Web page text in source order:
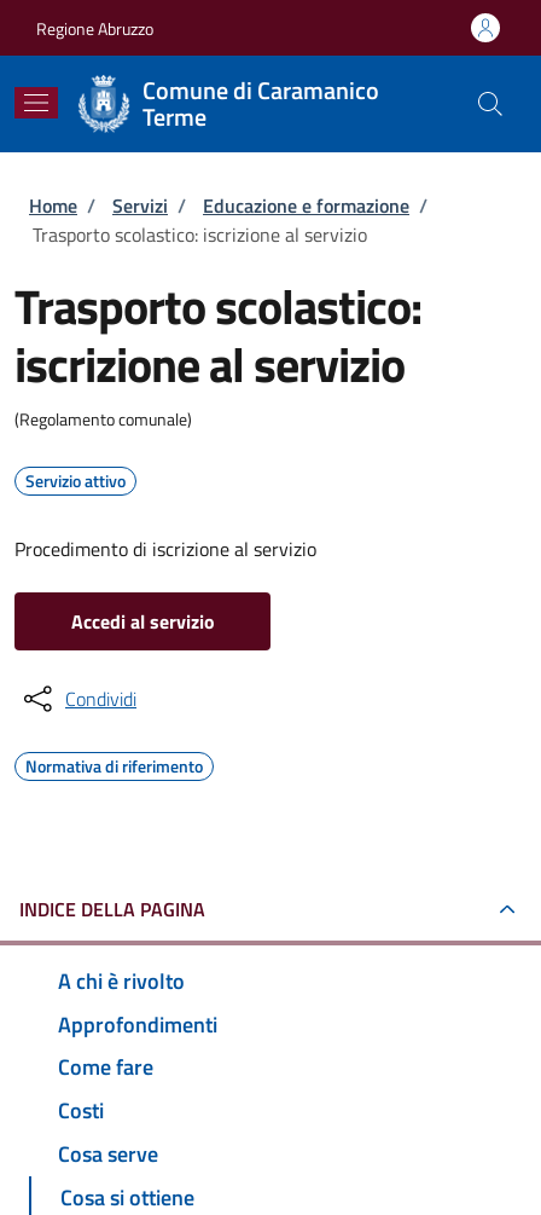
Regione Abruzzo
Comune di Caramanico
Terme
Briciole di pane
Home / Servizi / Educazione e formazione /
Trasporto scolastico: iscrizione al servizio
Trasporto scolastico:
iscrizione al servizio
(Regolamento comunale)
Servizio attivo
Procedimento di iscrizione al servizio
Accedi al servizio
Condividi
Normativa di riferimento
INDICE DELLA PAGINA
A chi è rivolto
Approfondimenti
Come fare
Costi
Cosa serve
Cosa si ottiene